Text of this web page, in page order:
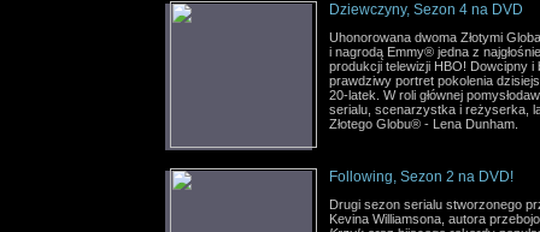
Dziewczyny, Sezon 4 na DVD
Uhonorowana dwoma Złotymi
i nagrodą Emmy® jedna z
produkcji telewizji HBO! Dowcipny i
prawdziwy portret pokolenia
20-latek. W roli głównej
serialu, scenarzystka i reżyserka,
Złotego Globu® - Lena Dunham.
Following, Sezon 2 na DVD!
Drugi sezon serialu stworzonego
Kevina Williamsona, autora